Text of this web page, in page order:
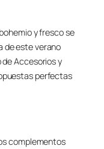
y fresco se
de este verano
Accesorios y
perfectas
complementos